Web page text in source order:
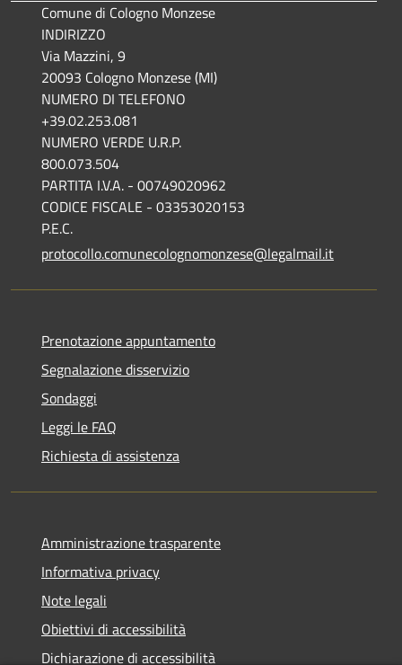
Comune di Cologno Monzese
INDIRIZZO
Via Mazzini, 9
20093 Cologno Monzese (MI)
NUMERO DI TELEFONO
+39.02.253.081
NUMERO VERDE U.R.P.
800.073.504
PARTITA I.V.A. - 00749020962
CODICE FISCALE - 03353020153
P.E.C.
protocollo.comunecolognomonzese@legalmail.it
Prenotazione appuntamento
Segnalazione disservizio
Sondaggi
Leggi le FAQ
Richiesta di assistenza
Amministrazione trasparente
Informativa privacy
Note legali
Obiettivi di accessibilità
Dichiarazione di accessibilità